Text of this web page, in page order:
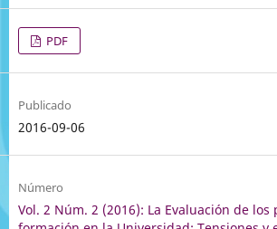
PDF
Publicado
2016-09-06
Número
Vol. 2 Núm. 2 (2016): La Evaluación de los